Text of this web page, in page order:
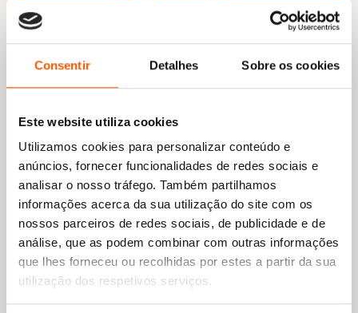
Consentir Detalhes Sobre os cookies
Este website utiliza cookies
Utilizamos cookies para personalizar conteúdo e
anúncios, fornecer funcionalidades de redes sociais e
analisar o nosso tráfego. Também partilhamos
informações acerca da sua utilização do site com os
nossos parceiros de redes sociais, de publicidade e de
análise, que as podem combinar com outras informações
que lhes forneceu ou recolhidas por estes a partir da sua
utilização dos respetivos serviços.
19,95€ O
preço
original
17,96
preço
O Homem-Sol
Emma Stonex